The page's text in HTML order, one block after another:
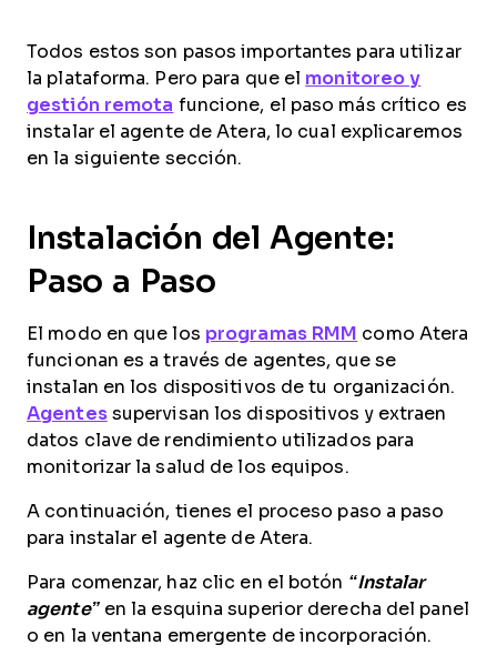
Todos estos son pasos importantes para utilizar
la plataforma. Pero para que el monitoreo y
gestión remota funcione, el paso más crítico es
instalar el agente de Atera, lo cual explicaremos
en la siguiente sección.
Instalación del Agente:
Paso a Paso
El modo en que los programas RMM como Atera
funcionan es a través de agentes, que se
instalan en los dispositivos de tu organización.
Agentessupervisan los dispositivos y extraen
datos clave de rendimiento utilizados para
monitorizar la salud de los equipos.
A continuación, tienes el proceso paso a paso
para instalar el agente de Atera.
Para comenzar, haz clic en el botón “Instalar
agente”en la esquina superior derecha del panel
o en la ventana emergente de incorporación.